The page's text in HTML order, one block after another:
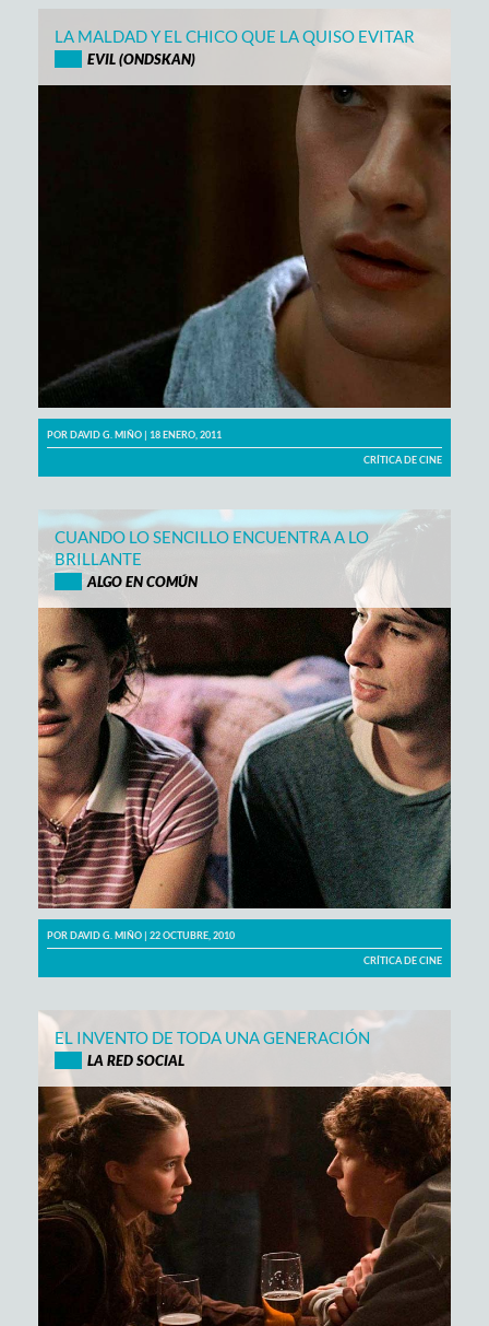
LA MALDAD Y EL CHICO QUE LA QUISO EVITAR
EVIL (ONDSKAN)
PORDAVID G. MIÑO | 18 ENERO, 2011
CRÍTICA DE CINE
CUANDO LO SENCILLO ENCUENTRA A LO
BRILLANTE
ALGO EN COMÚN
PORDAVID G. MIÑO | 22 OCTUBRE, 2010
CRÍTICA DE CINE
EL INVENTO DE TODA UNA GENERACIÓN
LA RED SOCIAL